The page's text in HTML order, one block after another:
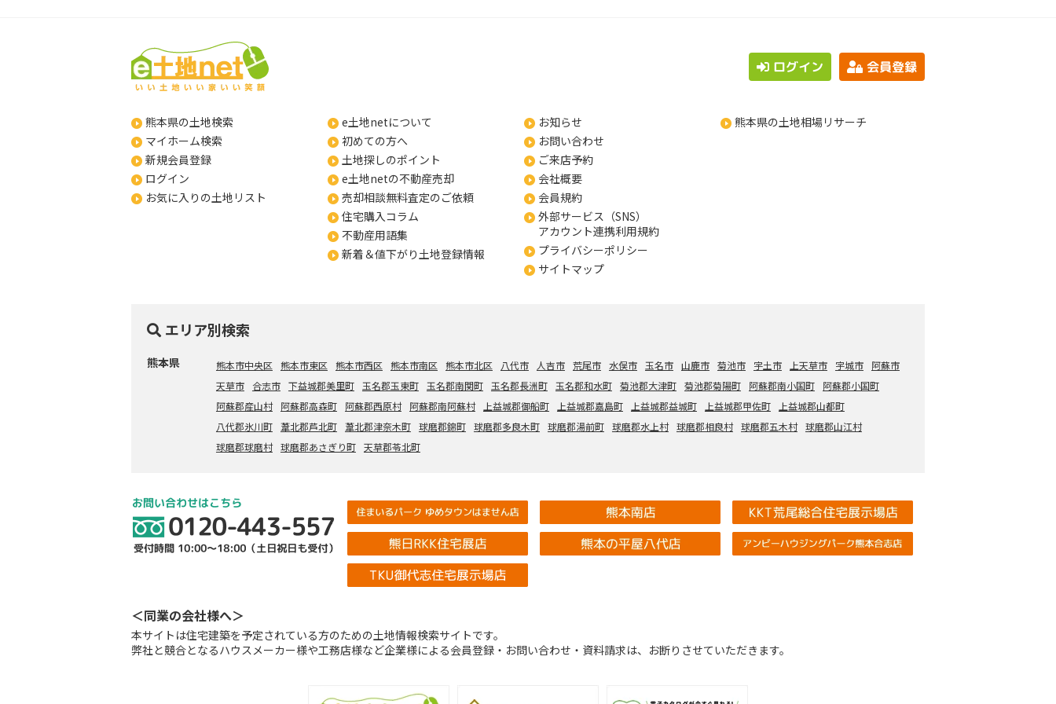
ログイン 会員登録
熊本県の土地検索
マイホーム検索
新規会員登録
ログイン
お気に入りの土地リスト
e土地netについて
初めての方へ
土地探しのポイント
e土地netの不動産売却
売却相談無料査定のご依頼
住宅購入コラム
不動産用語集
新着＆値下がり土地登録情報
お知らせ
お問い合わせ
ご来店予約
会社概要
会員規約
外部サービス（SNS）
アカウント連携利用規約
プライバシーポリシー
サイトマップ
熊本県の土地相場リサーチ
エリア別検索
熊本県 熊本市中央区 熊本市東区 熊本市西区 熊本市南区 熊本市北区 八代市 人吉市 荒尾市 水俣市 玉名市 山鹿市 菊池市 宇土市 上天草市 宇城市
阿蘇市
天草市
合志市 下益城郡美里町 玉名郡玉東町 玉名郡南関町 玉名郡長洲町 玉名郡和水町 菊池郡大津町 菊池郡菊陽町 阿蘇郡南小国町
阿蘇郡小国町
阿蘇郡産山村
阿蘇郡高森町 阿蘇郡西原村 阿蘇郡南阿蘇村 上益城郡御船町 上益城郡嘉島町 上益城郡益城町 上益城郡甲佐町
上益城郡山都町
八代郡氷川町 葦北郡芦北町 葦北郡津奈木町 球磨郡錦町 球磨郡多良木町 球磨郡湯前町 球磨郡水上村 球磨郡相良村 球磨郡五木村 球磨郡山江村
球磨郡球磨村 球磨郡あさぎり町 天草郡苓北町
＜同業の会社様へ＞
本サイトは住宅建築を予定されている方のための土地情報検索サイトです。
弊社と競合となるハウスメーカー様や工務店様など企業様による会員登録・お問い合わせ・資料請求は、お断りさせていただきます。